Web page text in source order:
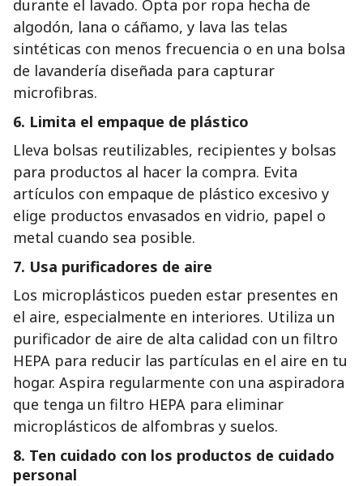
durante el lavado. Opta por ropa hecha de
algodón, lana o cáñamo, y lava las telas
sintéticas con menos frecuencia o en una bolsa
de lavandería diseñada para capturar
microfibras.
6. Limita el empaque de plástico
Lleva bolsas reutilizables, recipientes y bolsas
para productos al hacer la compra. Evita
artículos con empaque de plástico excesivo y
elige productos envasados en vidrio, papel o
metal cuando sea posible.
7. Usa purificadores de aire
Los microplásticos pueden estar presentes en
el aire, especialmente en interiores. Utiliza un
purificador de aire de alta calidad con un filtro
HEPA para reducir las partículas en el aire en tu
hogar. Aspira regularmente con una aspiradora
que tenga un filtro HEPA para eliminar
microplásticos de alfombras y suelos.
8. Ten cuidado con los productos de cuidado
personal